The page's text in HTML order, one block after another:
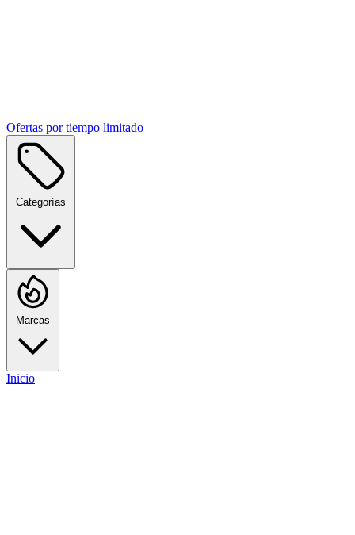
Ofertas por tiempo limitado
Categorías
Marcas
Inicio